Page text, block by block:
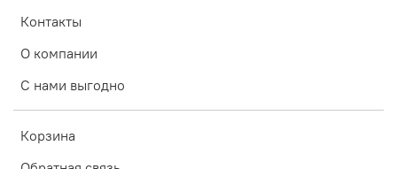
Контакты
О компании
С нами выгодно
Корзина